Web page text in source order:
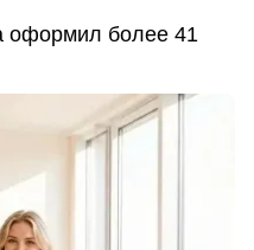
оформил более 41